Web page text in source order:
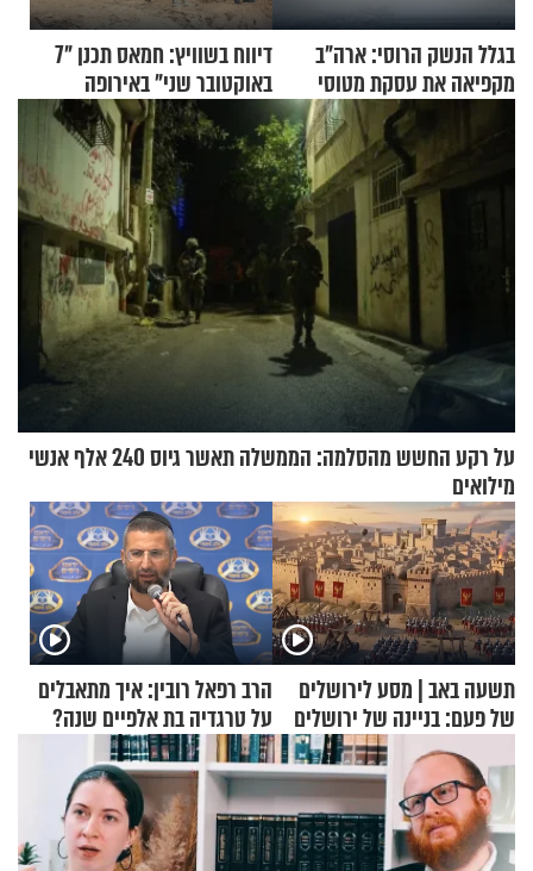
בגלל הנשק הרוסי: ארה"ב
מקפיאה את עסקת מטוסי
הקרב לטורקיה
דיווח בשוויץ: חמאס תכנן "7
באוקטובר שני" באירופה
על רקע החשש מהסלמה: הממשלה תאשר גיוס 240 אלף אנשי
מילואים
תשעה באב | מסע לירושלים
של פעם: בניינה של ירושלים
הרב רפאל רובין: איך מתאבלים
על טרגדיה בת אלפיים שנה?